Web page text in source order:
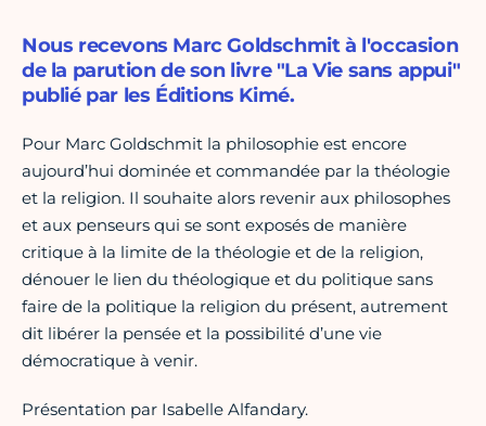
Nous recevons Marc Goldschmit à l'occasion
de la parution de son livre "La Vie sans appui"
publié par les Éditions Kimé.
Pour Marc Goldschmit la philosophie est encore
aujourd’hui dominée et commandée par la théologie
et la religion. Il souhaite alors revenir aux philosophes
et aux penseurs qui se sont exposés de manière
critique à la limite de la théologie et de la religion,
dénouer le lien du théologique et du politique sans
faire de la politique la religion du présent, autrement
dit libérer la pensée et la possibilité d’une vie
démocratique à venir.
Présentation par Isabelle Alfandary.